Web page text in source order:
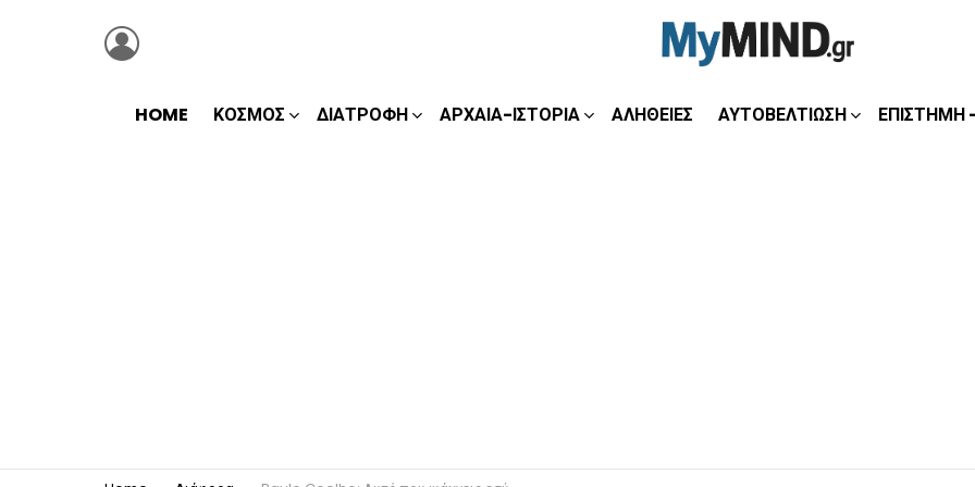
HOME ΚΌΣΜΟΣ ΔΙΑΤΡΟΦΉ ΑΡΧΑΊΑ-ΙΣΤΟΡΊΑ ΑΛΉΘΕΙΕΣ ΑΥΤΟΒΕΛΤΊΩΣΗ ΕΠΙΣΤΉΜΗ